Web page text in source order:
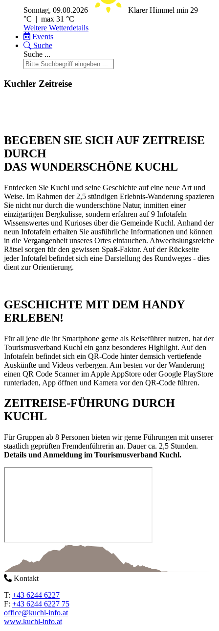
Sonntag, 09.08.2026 Klarer Himmel min 29
°C | max 31 °C
Weitere Wetterdetails
Events
Suche
Suche ...
Kuchler Zeitreise
BEGEBEN SIE SICH AUF ZEITREISE
DURCH
DAS WUNDERSCHÖNE KUCHL
Entdecken Sie Kuchl und seine Geschichte auf eine neue Art und
Weise. Im Rahmen der 2,5 stündigen Erlebnis-Wanderung spazieren
Sie nicht nur durch die wunderschöne Natur, inmitten einer
einzigartigen Bergkulisse, sondern erfahren auf 9 Infotafeln
Wissenswertes und Kurioses über die Gemeinde Kuchl. Anhand der
neun Infotafeln erhalten Sie ausführliche Informationen und können
in die Vergangenheit unseres Ortes eintauchen. Abwechslungsreiche
Rätsel sorgen für den gewissen Spaß-Faktor. Auf der Rückseite
jeder Infotafel befindet sich eine Darstellung des Rundweges - dies
dient zur Orientierung.
GESCHICHTE MIT DEM HANDY
ERLEBEN!
Für all jene die ihr Smartphone gerne als Reiseführer nutzen, hat der
Tourismusverband Kuchl ein ganz besonderes Highlight. Auf den
Infotafeln befindet sich ein QR-Code hinter demsich vertiefende
Auskünfte und Videos verbergen. Am besten vor der Wanderung
einen QR Code Scanner im Apple AppStore oder Google PlayStore
runterladen, App öffnen und Kamera vor den QR-Code führen.
ZEITREISE-FÜHRUNG DURCH
KUCHL
Für Gruppen ab 8 Personen bieten wir gerne Führungen mit unserer
staatlich geprüften Fremdenführerin an. Dauer ca. 2,5 Stunden.
Details und Anmeldung im Tourismusverband Kuchl.
Kontakt
T: +43 6244 6227
F: +43 6244 6227 75
office@kuchl-info.at
www.kuchl-info.at